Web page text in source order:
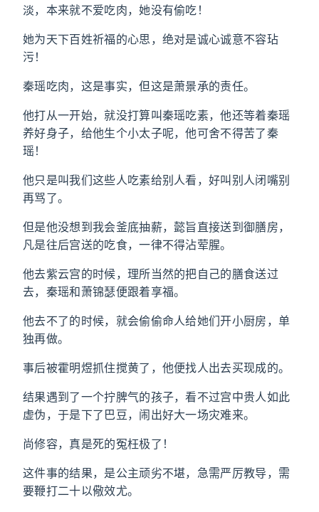
淡，本来就不爱吃肉，她没有偷吃！
她为天下百姓祈福的心思，绝对是诚心诚意不容玷
污！
秦瑶吃肉，这是事实，但这是萧景承的责任。
他打从一开始，就没打算叫秦瑶吃素，他还等着秦瑶
养好身子，给他生个小太子呢，他可舍不得苦了秦
瑶！
他只是叫我们这些人吃素给别人看，好叫别人闭嘴别
再骂了。
但是他没想到我会釜底抽薪，懿旨直接送到御膳房，
凡是往后宫送的吃食，一律不得沾荤腥。
他去紫云宫的时候，理所当然的把自己的膳食送过
去，秦瑶和萧锦瑟便跟着享福。
他去不了的时候，就会偷偷命人给她们开小厨房，单
独再做。
事后被霍明煜抓住搅黄了，他便找人出去买现成的。
结果遇到了一个拧脾气的孩子，看不过宫中贵人如此
虚伪，于是下了巴豆，闹出好大一场灾难来。
尚修容，真是死的冤枉极了！
这件事的结果，是公主顽劣不堪，急需严厉教导，需
要鞭打二十以儆效尤。